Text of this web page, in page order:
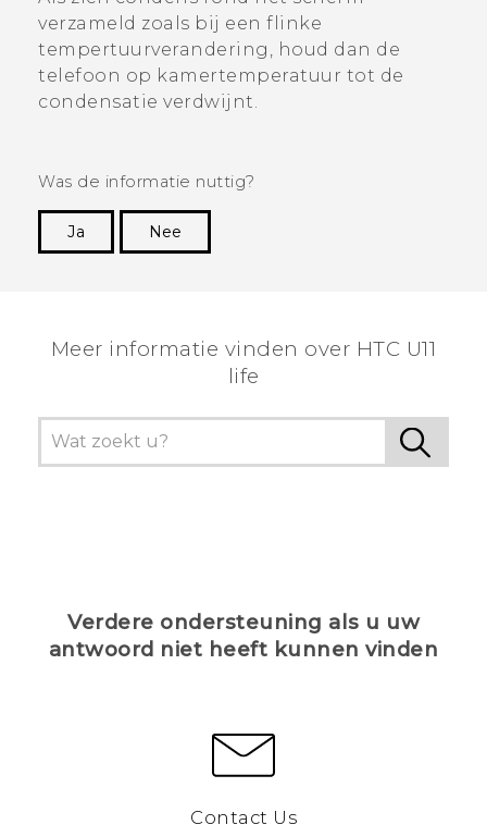
verzameld zoals bij een flinke
tempertuurverandering, houd dan de
telefoon op kamertemperatuur tot de
condensatie verdwijnt.
Was de informatie nuttig?
Ja
Nee
Meer informatie vinden over HTC U11
life
Verdere ondersteuning als u uw
antwoord niet heeft kunnen vinden
Contact Us